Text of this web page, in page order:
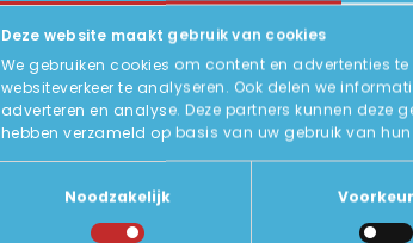
Deze website maakt gebruik van cookies
We gebruiken cookies om content en advertenties
websiteverkeer te analyseren. Ook delen we
adverteren en analyse. Deze partners kunnen deze
hebben verzameld op basis van uw gebruik van hun
Noodzakelijk
KLANTENSERVICE
Levering
Betalen En Bestellen
Retourneren
Veel Gestelde Vragen
Algemene Voorwaarden
Privacy Beleid